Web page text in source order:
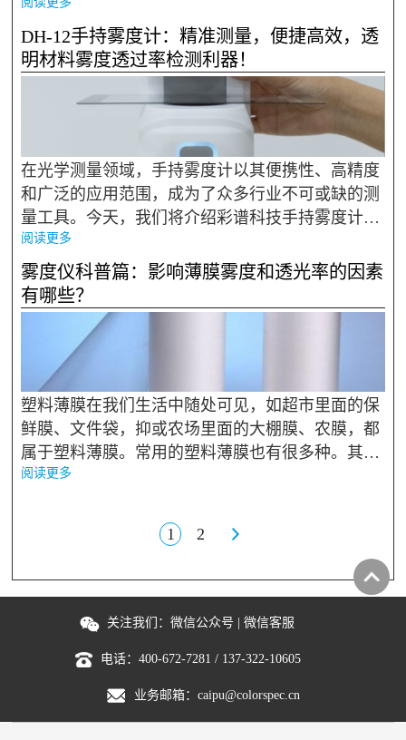
有所不同。透过率指的是透过材料的光通量和入射
光通量的比值，一般以百分比的形式呈现。它主要
体现了材料对光的穿...
DH-12手持雾度计：精准测量，便捷高效，透
明材料雾度透过率检测利器！
在光学测量领域，手持雾度计以其便携性、高精度
和广泛的应用范围，成为了众多行业不可或缺的测
量工具。今天，我们将介绍彩谱科技手持雾度计D
H-12，并阐述它们各自的特点及为何值得推荐。 D
H-12手持雾度计 一、产品介绍 DH-12手持雾度计
是DH系列...
阅读更多
雾度仪科普篇：影响薄膜雾度和透光率的因素
有哪些？
塑料薄膜在我们生活中随处可见，如超市里面的保
鲜膜、文件袋，抑或农场里面的大棚膜、农膜，都
属于塑料薄膜。常用的塑料薄膜也有很多种。其中
低密度聚乙烯薄膜（LDPE,low density polyethylen
且加工方便，化学稳定性也好等...
阅读更多
1 2
关注我们： 微信公众号 微信客服
电话： 400-672-7281 / 137-322-10605
业务邮箱： caipu@colorspec.cn